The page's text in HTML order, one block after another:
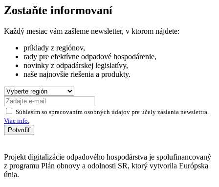
Zostaňte informovaní
Každý mesiac vám zašleme newsletter, v ktorom nájdete:
príklady z regiónov,
rady pre efektívne odpadové hospodárenie,
novinky z odpadárskej legislatívy,
naše najnovšie riešenia a produkty.
Súhlasím so spracovaním osobných údajov pre účely zaslania newslettra.
Viac info.
Potvrdiť
Projekt digitalizácie odpadového hospodárstva je spolufinancovaný
z programu Plán obnovy a odolnosti SR, ktorý vytvorila Európska
únia.